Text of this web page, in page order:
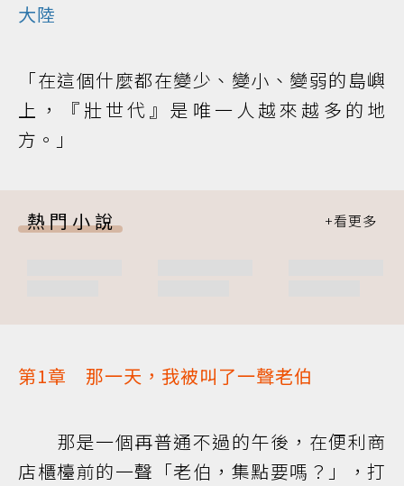
大陸
「在這個什麼都在變少、變小、變弱的島嶼
上，『壯世代』是唯一人越來越多的地
方。」
熱門小說
第1章 那一天，我被叫了一聲老伯
那是一個再普通不過的午後，在便利商
店櫃檯前的一聲「老伯，集點要嗎？」，打